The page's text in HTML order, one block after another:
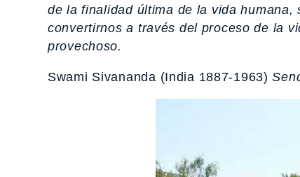
de la finalidad última de la vida
convertirnos a través del proceso de la
provechoso.
Swami Sivananda (India 1887-1963)